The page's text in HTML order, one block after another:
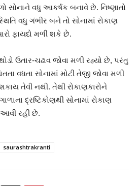
સોનાને વધુ આકર્ષક બનાવે છે. નિષ્ણાતો
વધુ ગંભીર બને તો સોનામાં રોકાણ
ફાયદો મળી શકે છે.
ઉતાર-ચઢાવ જોવા મળી રહ્યો છે, પરંતુ
વધતા સોનામાં મોટી તેજી જોવા મળી
તેવી નથી. તેથી રોકાણકારોને
દ્રષ્ટિકોણથી સોનામાં રોકાણ
રહી છે.
saurashtrakranti